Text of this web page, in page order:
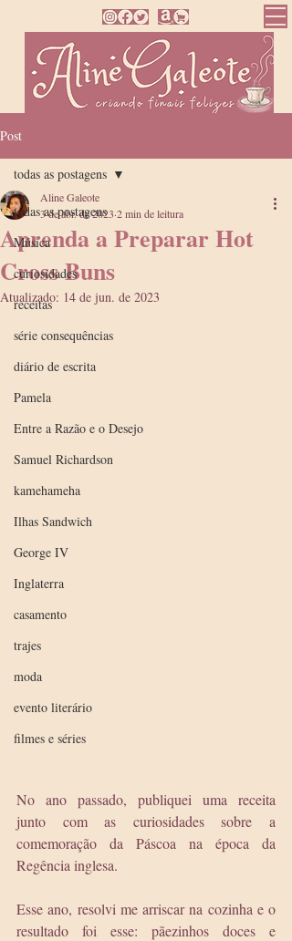
Post
todas as postagens
Música
curiosidades
receitas
série consequências
diário de escrita
Pamela
Entre a Razão e o Desejo
Samuel Richardson
kamehameha
Ilhas Sandwich
George IV
Inglaterra
casamento
trajes
moda
evento literário
filmes e séries
todas as postagens
Aprenda a Preparar Hot
Cross Buns
Aline Galeote
3 de abr. de 2023 2 min de leitura
Atualizado: 14 de jun. de 2023
No ano passado, publiquei uma receita
junto com as curiosidades sobre a
comemoração da Páscoa na época da
Regência inglesa.
Esse ano, resolvi me arriscar na cozinha e o
resultado foi esse: pãezinhos doces e